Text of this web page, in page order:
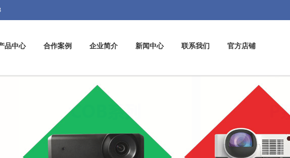
品中心 合作案例 企业简介 新闻中心 联系我们 官方店铺